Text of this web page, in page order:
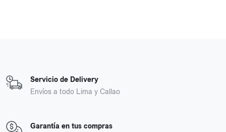
Servicio de Delivery
Envíos a todo Lima y Callao
Garantía en tus compras